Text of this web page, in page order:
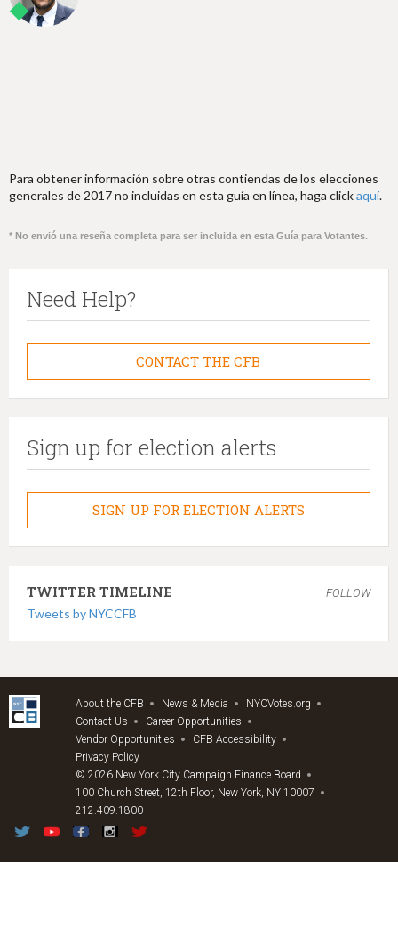
Para obtener información sobre otras contiendas de los elecciones
generales de 2017 no incluidas en esta guía en línea, haga clickaquí.
* No envió una reseña completa para ser incluida en esta Guía para Votantes.
Need Help?
CONTACT THE CFB
Sign up for election alerts
SIGN UP FOR ELECTION ALERTS
TWITTER TIMELINE FOLLOW
Tweets by NYCCFB
About the CFB News & Media
NYCVotes.org
Contact Us
Career Opportunities
Vendor Opportunities
CFB Accessibility
Privacy Policy
© 2026 New York City Campaign Finance Board
100 Church Street, 12th Floor, New York, NY 10007
212.409.1800